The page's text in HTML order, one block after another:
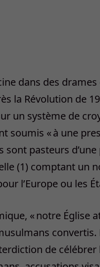
dans des
la Révolution de
un système de
soumis « à une
sont pasteurs
(1) comptant un
l’Europe ou les
« notre
de célébrer